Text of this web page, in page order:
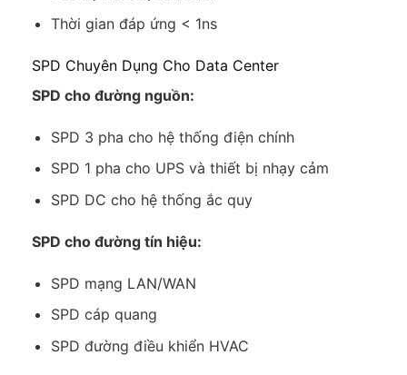
Thời gian đáp ứng < 1ns
SPD Chuyên Dụng Cho Data Center
SPD cho đường nguồn:
SPD 3 pha cho hệ thống điện chính
SPD 1 pha cho UPS và thiết bị nhạy cảm
SPD DC cho hệ thống ắc quy
SPD cho đường tín hiệu:
SPD mạng LAN/WAN
SPD cáp quang
SPD đường điều khiển HVAC